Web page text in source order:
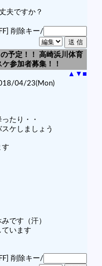
夫ですか？
削除キー/
の予定！！ 高崎浜川体育
ケ参加者募集！！
▲ ▼ ■
04/23(Mon)
たり・・
ケしましょう
す
です（汗）
ています
削除キー/